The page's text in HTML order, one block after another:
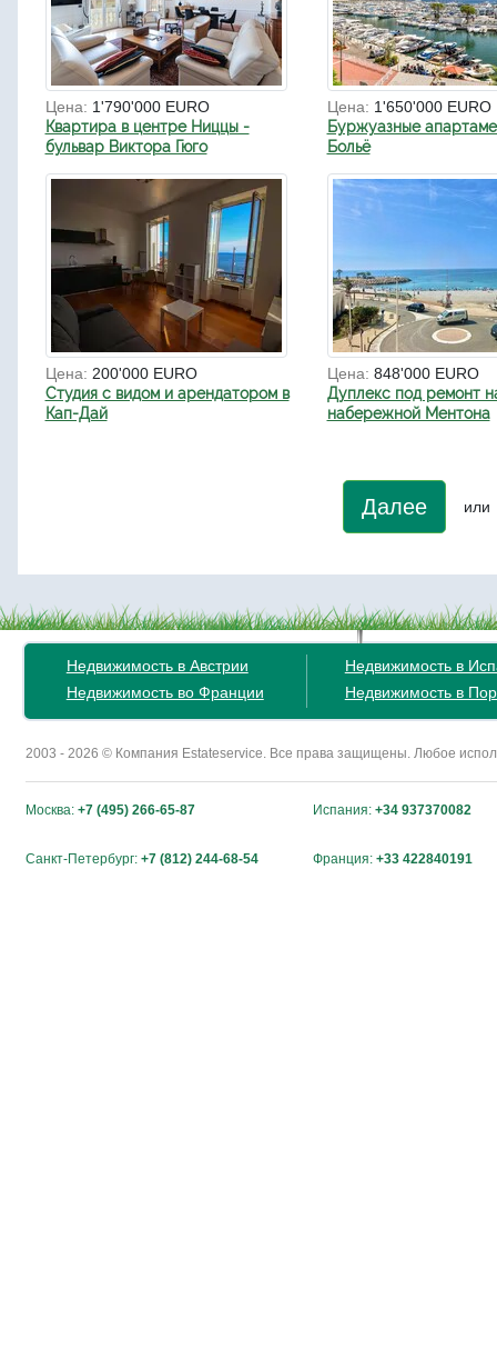
Цена: 1'790'000 EURO
Квартира в центре Ниццы -
бульвар Виктора Гюго
Цена: 1'650'000 EURO
Буржуазные
Больё
Цена: 200'000 EURO
Студия с видом и арендатором в
Кап-Дай
Цена: 848'000 EURO
Дуплекс под ремонт
набережной Ментона
Далее или
Недвижимость в Австрии
Недвижимость во Франции
Недвижимость в
Недвижимость в
2003 - 2026 © Компания Estateservice. Все права защищены. Любое
Москва: +7 (495) 266-65-87 Испания: +34 937370082
Санкт-Петербург: +7 (812) 244-68-54 Франция: +33 422840191